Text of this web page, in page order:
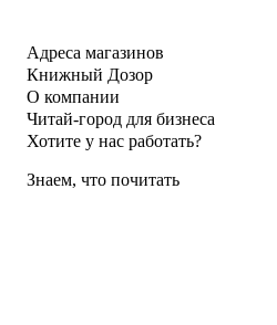
Адреса магазинов
Книжный Дозор
О компании
Читай-город для бизнеса
Хотите у нас работать?
Знаем, что почитать